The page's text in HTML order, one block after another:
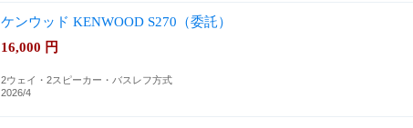
ケンウッド KENWOOD S270（委託）
16,000 円
2ウェイ・2スピーカー・バスレフ方式
2026/4